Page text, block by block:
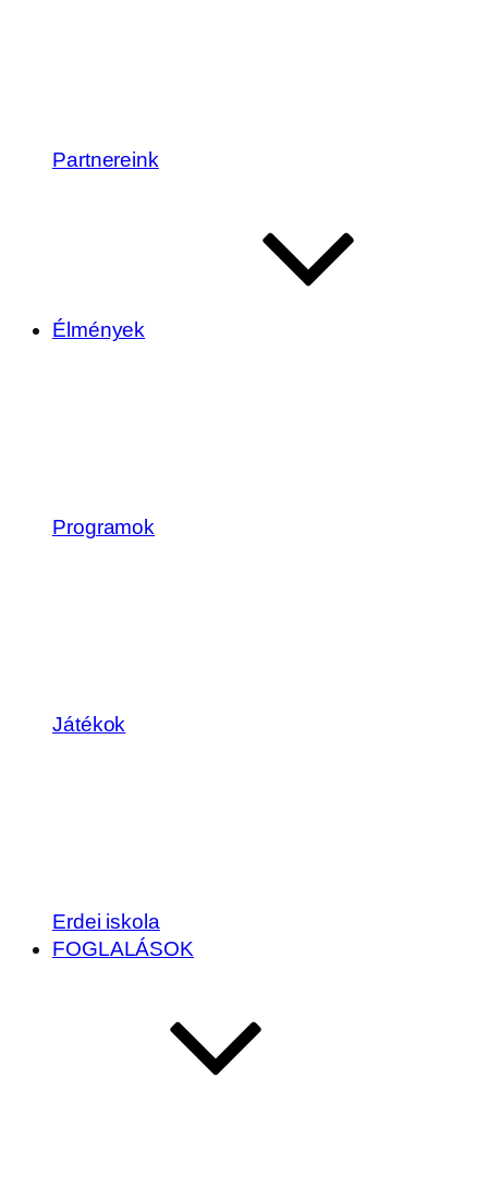
Partnereink
Élmények
Programok
Játékok
Erdei iskola
FOGLALÁSOK